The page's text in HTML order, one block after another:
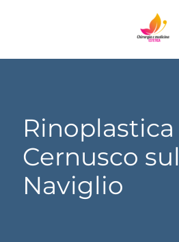
Rinoplastica
Cernusco sul
Naviglio